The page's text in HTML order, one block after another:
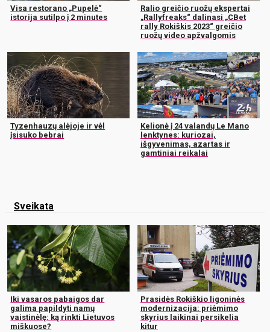
Visa restorano „Pupelė“
istorija sutilpo į 2 minutes
Ralio greičio ruožų ekspertai
„Rallyfreaks“ dalinasi „CBet
rally Rokiškis 2023“ greičio
ruožų video apžvalgomis
Tyzenhauzų alėjoje ir vėl
įsisuko bebrai
Kelionė į 24 valandų Le Mano
lenktynes: kuriozai,
išgyvenimas, azartas ir
gamtiniai reikalai
Sveikata
Iki vasaros pabaigos dar
galima papildyti namų
vaistinėlę: ką rinkti Lietuvos
miškuose?
Prasidės Rokiškio ligoninės
modernizacija: priėmimo
skyrius laikinai persikelia
kitur